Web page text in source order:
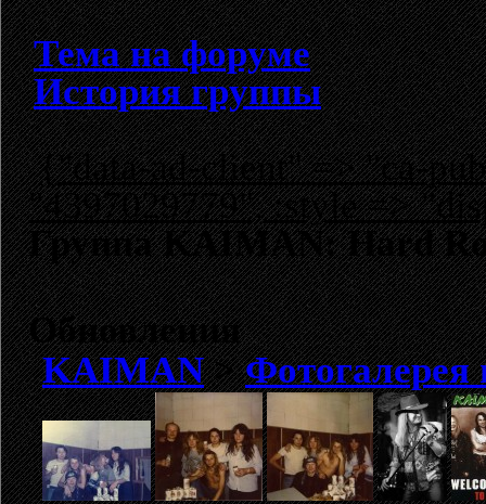
Тема на форуме
История группы
{"data-ad-client" => "ca-
"4397029779", :style =>
Группа KAIMAN: Hard
Обновления
KAIMAN>